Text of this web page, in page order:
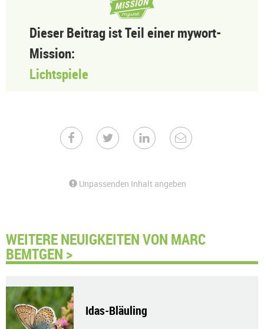
Dieser Beitrag ist Teil einer mywort-
Mission:
Lichtspiele
Unpassenden Inhalt angeben
WEITERE NEUIGKEITEN VON MARC
BEMTGEN >
Idas-Bläuling